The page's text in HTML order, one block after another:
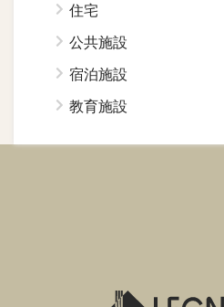
住宅
公共施設
宿泊施設
教育施設